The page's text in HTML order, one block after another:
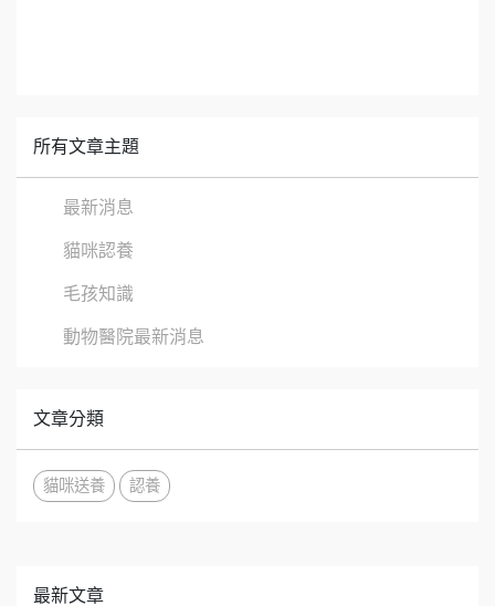
所有文章主題
最新消息
貓咪認養
毛孩知識
動物醫院最新消息
文章分類
貓咪送養 認養
最新文章